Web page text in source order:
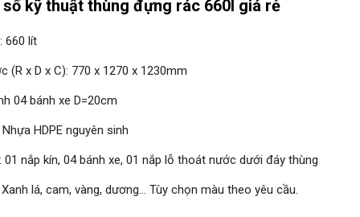
số kỹ thuật thùng đựng rác 660l giá rẻ
660 lít
(R x D x C): 770 x 1270 x 1230mm
04 bánh xe D=20cm
HDPE nguyên sinh
01 nắp kín, 04 bánh xe, 01 nắp lỗ thoát nước dưới đáy thùng
lá, cam, vàng, dương… Tùy chọn màu theo yêu cầu.